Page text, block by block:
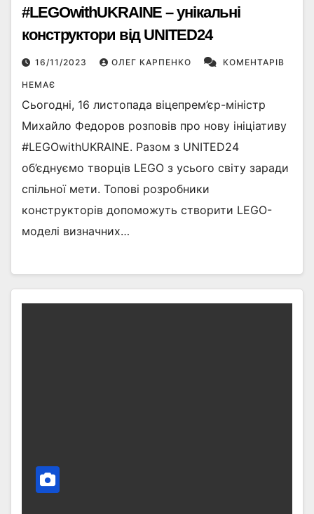
#LEGOwithUKRAINE – унікальні
конструктори від UNITED24
16/11/2023 ОЛЕГ КАРПЕНКО КОМЕНТАРІВ
НЕМАЄ
Сьогодні, 16 листопада віцепрем’єр-міністр
Михайло Федоров розповів про нову ініціативу
#LEGOwithUKRAINE. Разом з UNITED24
об’єднуємо творців LEGO з усього світу заради
спільної мети. Топові розробники
конструкторів допоможуть створити LEGO-
моделі визначних…